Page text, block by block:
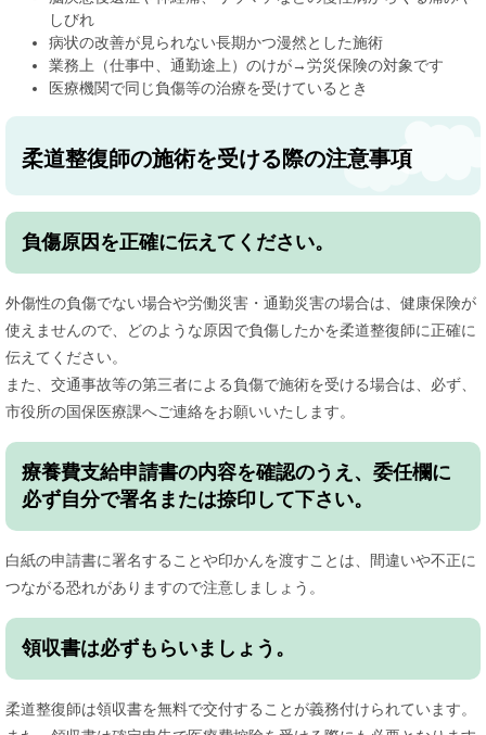
しびれ
病状の改善が見られない長期かつ漫然とした施術
業務上（仕事中、通勤途上）のけが→労災保険の対象です
医療機関で同じ負傷等の治療を受けているとき
柔道整復師の施術を受ける際の注意事項
負傷原因を正確に伝えてください。
外傷性の負傷でない場合や労働災害・通勤災害の場合は、健康保険が
使えませんので、どのような原因で負傷したかを柔道整復師に正確に
伝えてください。
また、交通事故等の第三者による負傷で施術を受ける場合は、必ず、
市役所の国保医療課へご連絡をお願いいたします。
療養費支給申請書の内容を確認のうえ、委任欄に
必ず自分で署名または捺印して下さい。
白紙の申請書に署名することや印かんを渡すことは、間違いや不正に
つながる恐れがありますので注意しましょう。
領収書は必ずもらいましょう。
柔道整復師は領収書を無料で交付することが義務付けられています。